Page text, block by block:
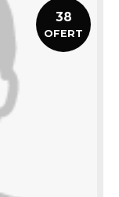
38
OFERT